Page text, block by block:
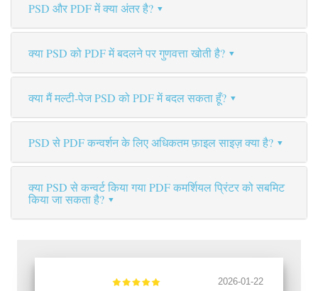
PSD और PDF में क्या अंतर है?
क्या PSD को PDF में बदलने पर गुणवत्ता खोती है?
क्या मैं मल्टी-पेज PSD को PDF में बदल सकता हूँ?
PSD से PDF कन्वर्शन के लिए अधिकतम फ़ाइल साइज़ क्या है?
क्या PSD से कन्वर्ट किया गया PDF कमर्शियल प्रिंटर को सबमिट
किया जा सकता है?
2026-01-22